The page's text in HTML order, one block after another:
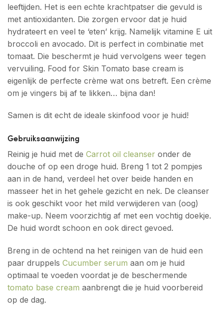
leeftijden. Het is een echte krachtpatser die gevuld is
met antioxidanten. Die zorgen ervoor dat je huid
hydrateert en veel te ‘eten’ krijg. Namelijk vitamine E uit
broccoli en avocado. Dit is perfect in combinatie met
tomaat. Die beschermt je huid vervolgens weer tegen
vervuiling. Food for Skin Tomato base cream is
eigenlijk de perfecte crème wat ons betreft. Een crème
om je vingers bij af te likken… bijna dan!
Samen is dit echt de ideale skinfood voor je huid!
Gebruiksaanwijzing
Reinig je huid met de Carrot oil cleanser onder de
douche of op een droge huid. Breng 1 tot 2 pompjes
aan in de hand, verdeel het over beide handen en
masseer het in het gehele gezicht en nek. De cleanser
is ook geschikt voor het mild verwijderen van (oog)
make-up. Neem voorzichtig af met een vochtig doekje.
De huid wordt schoon en ook direct gevoed.
Breng in de ochtend na het reinigen van de huid een
paar druppels Cucumber serum aan om je huid
optimaal te voeden voordat je de beschermende
tomato base cream aanbrengt die je huid voorbereid
op de dag.